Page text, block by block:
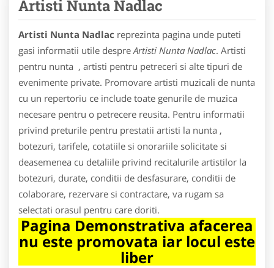
Artisti Nunta Nadlac
Artisti Nunta Nadlac reprezinta pagina unde puteti
gasi informatii utile despre Artisti Nunta Nadlac. Artisti
pentru nunta , artisti pentru petreceri si alte tipuri de
evenimente private. Promovare artisti muzicali de nunta
cu un repertoriu ce include toate genurile de muzica
necesare pentru o petrecere reusita. Pentru informatii
privind preturile pentru prestatii artisti la nunta ,
botezuri, tarifele, cotatiile si onorariile solicitate si
deasemenea cu detaliile privind recitalurile artistilor la
botezuri, durate, conditii de desfasurare, conditii de
colaborare, rezervare si contractare, va rugam sa
selectati orasul pentru care doriti.
Pagina Demonstrativa afacerea
nu este promovata iar locul este
liber